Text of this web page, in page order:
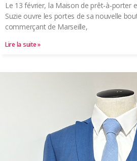
Le 13 février, la Maison de prêt-à-porter
Suzie ouvre les portes de sa nouvelle
commerçant de Marseille,
Lire la suite »